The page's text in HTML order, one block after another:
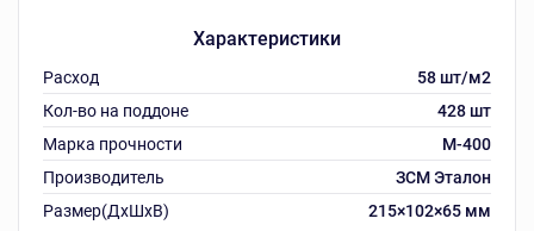
Характеристики
Расход
58 шт/м2
Кол-во на поддоне
428 шт
Марка прочности
М-400
Производитель
ЗСМ Эталон
Размер(ДхШхВ)
215×102×65 мм